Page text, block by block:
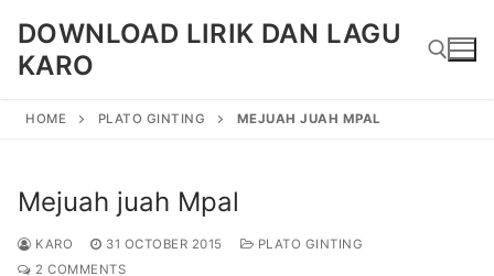
content
DOWNLOAD LIRIK DAN LAGU
KARO
HOME PLATO GINTING MEJUAH JUAH MPAL
Mejuah juah Mpal
KARO 31 OCTOBER 2015
PLATO GINTING
2 COMMENTS